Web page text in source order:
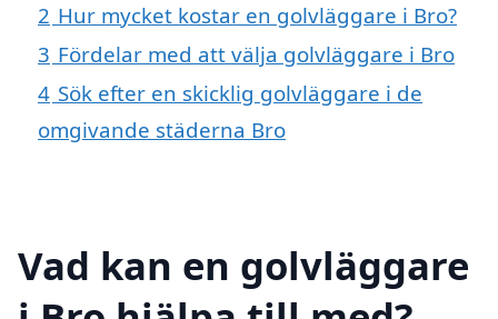
2 Hur mycket kostar en golvläggare i Bro?
3 Fördelar med att välja golvläggare i Bro
4 Sök efter en skicklig golvläggare i de
omgivande städerna Bro
Vad kan en golvläggare